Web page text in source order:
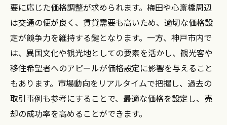
京都市内の歴史文化に基づく売却戦略の重要性
京都の歴史的背景を理解した売却戦略
文化財保護地域での売却のポイント
伝統と現代の融合をアピールする
観光客需要を考慮した売却方法
京都らしいデザインの魅力を伝える
文化祭やイベントとの連動した販売促進
要に応じた価格調整が求められます。梅田や心斎橋周辺
は交通の便が良く、賃貸需要も高いため、適切な価格設
定が競争力を維持する鍵となります。一方、神戸市内で
は、異国文化や観光地としての要素を活かし、観光客や
移住希望者へのアピールが価格設定に影響を与えること
もあります。市場動向をリアルタイムで把握し、過去の
取引事例も参考にすることで、最適な価格を設定し、売
却の成功率を高めることができます。